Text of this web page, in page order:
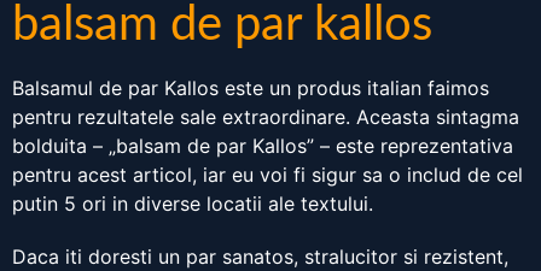
balsam de par kallos
Balsamul de par Kallos este un produs italian faimos
pentru rezultatele sale extraordinare. Aceasta sintagma
bolduita – „balsam de par Kallos” – este reprezentativa
pentru acest articol, iar eu voi fi sigur sa o includ de cel
putin 5 ori in diverse locatii ale textului.
Daca iti doresti un par sanatos, stralucitor si rezistent,